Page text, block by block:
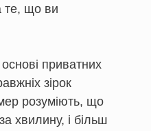
те, що ви
приватних
зірок
розуміють, що
хвилину, і більш